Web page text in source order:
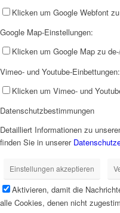
Klicken um Google Webfont
Google Map-Einstellungen:
Klicken um Google Map zu
Vimeo- und Youtube-Einbettungen:
Klicken um Vimeo- und
Datenschutzbestimmungen
Detailliert Informationen zu
finden Sie in unserer
Einstellungen akzeptieren
Aktivieren, damit die
alle Cookies, denen nicht